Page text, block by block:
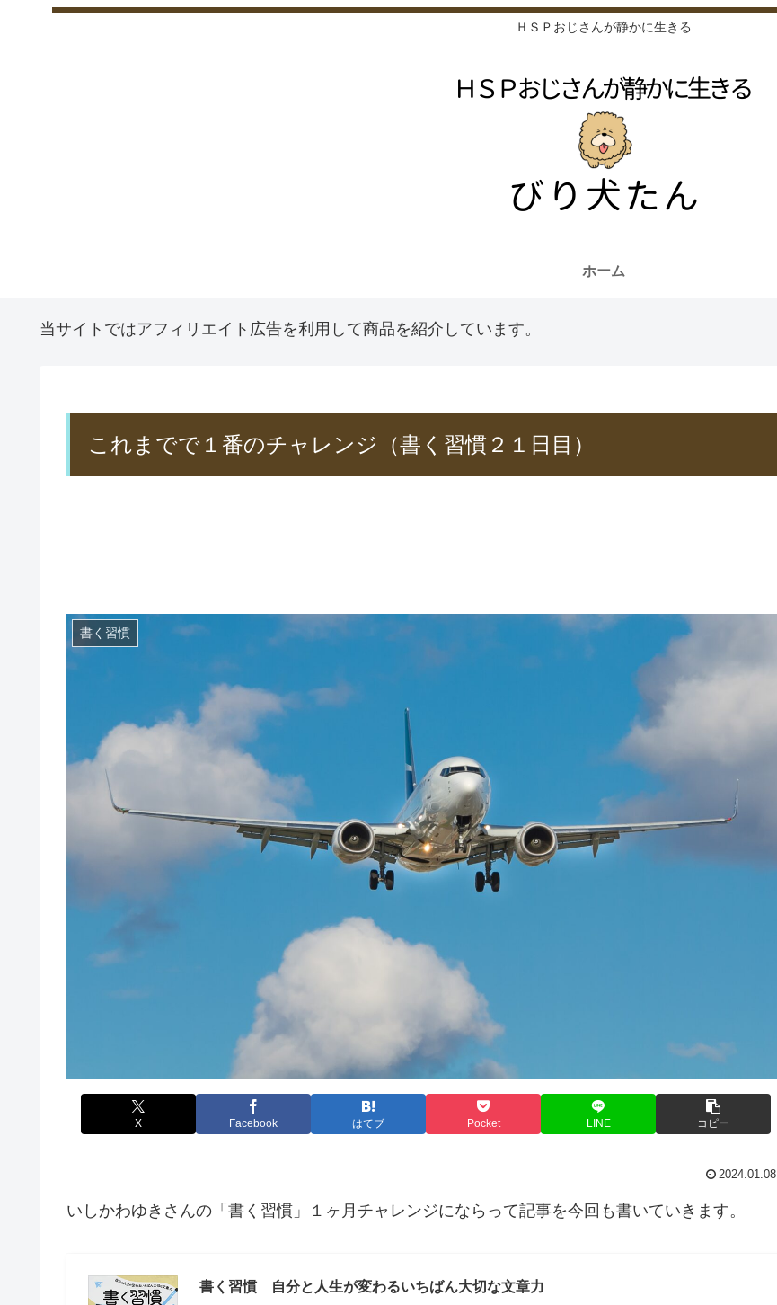
ＨＳＰおじさんが静かに生きる
ホーム
当サイトではアフィリエイト広告を利用して商品を紹介しています。
これまでで１番のチャレンジ（書く習慣２１日目）
書く習慣
X Facebook はてブ Pocket LINE コピー
2024.01.08
いしかわゆきさんの「書く習慣」１ヶ月チャレンジにならって記事を今回も書いていきます。
書く習慣 自分と人生が変わるいちばん大切な文章力